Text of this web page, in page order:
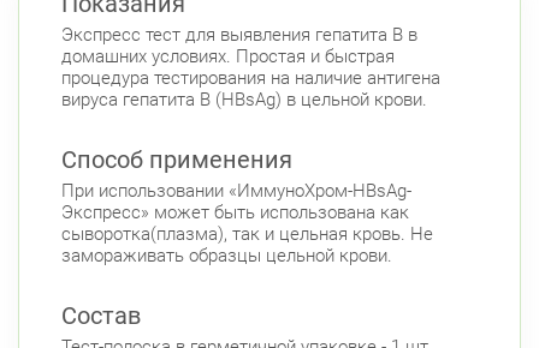
Экспресс тест для выявления гепатита В в
домашних условиях. Простая и быстрая
процедура тестирования на наличие антигена
вируса гепатита В (HBsAg) в цельной крови.
Способ применения
При использовании «ИммуноХром-HBsAg-
Экспресс» может быть использована как
сыворотка(плазма), так и цельная кровь. Не
замораживать образцы цельной крови.
Состав